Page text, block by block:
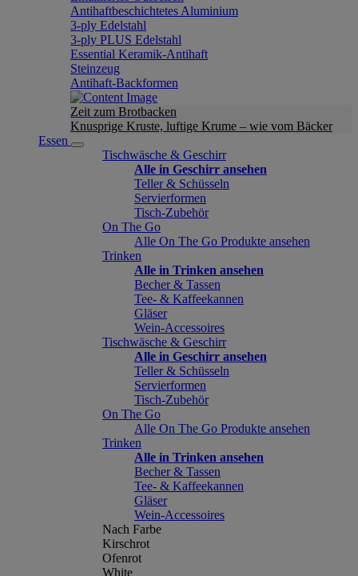
Antihaftbeschichtetes Aluminium
3-ply Edelstahl
3-ply PLUS Edelstahl
Essential Keramik-Antihaft
Steinzeug
Antihaft-Backformen
Zeit zum Brotbacken
Knusprige Kruste, luftige Krume – wie vom Bäcker
Essen
Tischwäsche & Geschirr
Alle in Geschirr ansehen
Teller & Schüsseln
Servierformen
Tisch-Zubehör
On The Go
Alle On The Go Produkte ansehen
Trinken
Alle in Trinken ansehen
Becher & Tassen
Tee- & Kaffeekannen
Gläser
Wein-Accessoires
Tischwäsche & Geschirr
Alle in Geschirr ansehen
Teller & Schüsseln
Servierformen
Tisch-Zubehör
On The Go
Alle On The Go Produkte ansehen
Trinken
Alle in Trinken ansehen
Becher & Tassen
Tee- & Kaffeekannen
Gläser
Wein-Accessoires
Nach Farbe
Kirschrot
Ofenrot
White